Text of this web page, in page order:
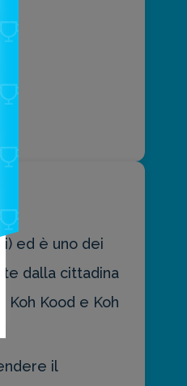
ed è uno dei
dalla cittadina
Kood e Koh
il